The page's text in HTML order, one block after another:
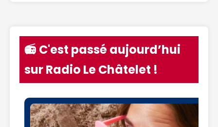
📻 C'est passé aujourd’hui
sur Radio Le Châtelet !